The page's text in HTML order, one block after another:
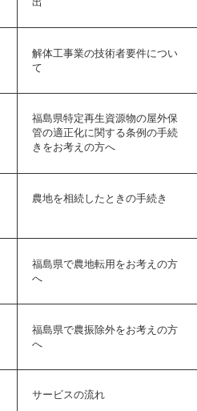
解体工事業の技術者要件につい
て
福島県特定再生資源物の屋外保
管の適正化に関する条例の手続
きをお考えの方へ
農地を相続したときの手続き
福島県で農地転用をお考えの方
へ
福島県で農振除外をお考えの方
へ
サービスの流れ